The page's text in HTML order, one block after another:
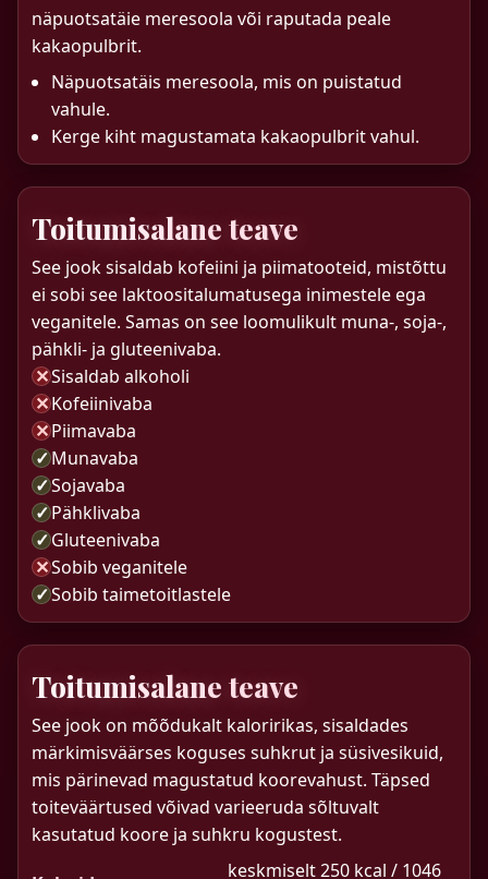
näpuotsatäie meresoola või raputada peale
kakaopulbrit.
Näpuotsatäis meresoola, mis on puistatud
vahule.
Kerge kiht magustamata kakaopulbrit vahul.
Toitumisalane teave
See jook sisaldab kofeiini ja piimatooteid, mistõttu
ei sobi see laktoositalumatusega inimestele ega
veganitele. Samas on see loomulikult muna-, soja-,
pähkli- ja gluteenivaba.
✕Sisaldab alkoholi
✕Kofeiinivaba
✕Piimavaba
✓Munavaba
✓Sojavaba
✓Pähklivaba
✓Gluteenivaba
✕Sobib veganitele
✓Sobib taimetoitlastele
Toitumisalane teave
See jook on mõõdukalt kaloririkas, sisaldades
märkimisväärses koguses suhkrut ja süsivesikuid,
mis pärinevad magustatud koorevahust. Täpsed
toiteväärtused võivad varieeruda sõltuvalt
kasutatud koore ja suhkru kogustest.
keskmiselt 250 kcal / 1046